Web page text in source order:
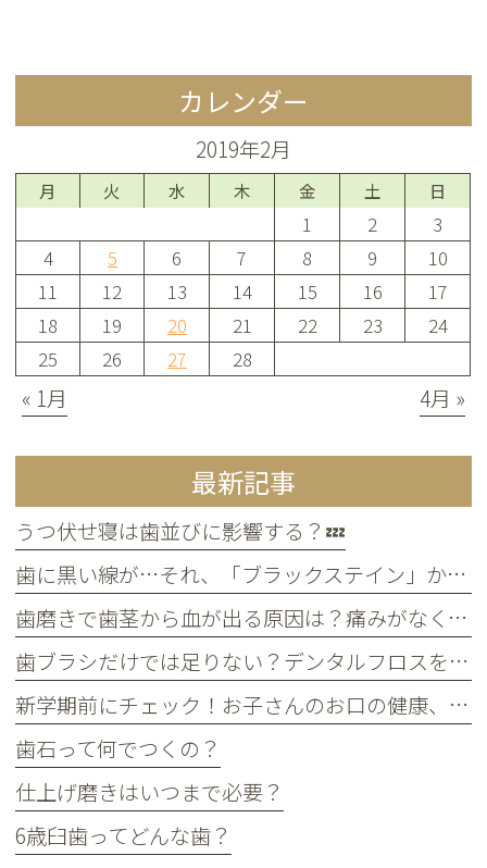
カレンダー
2019年2月
月 火 水 木 金 土 日
1 2
3
4
5 6 7 8 9
10
11
12 13 14 15 16
17
18
19 20 21 22 23
24
25
26 27 28
« 1月 4月 »
最新記事
うつ伏せ寝は歯並びに影響する？💤
歯に黒い線が…それ、「ブラックステイン」かもしれません！
歯磨きで歯茎から血が出る原因は？痛みがなくても受診すべき判断基準
歯ブラシだけでは足りない？デンタルフロスを使うメリット
新学期前にチェック！お子さんのお口の健康、大丈夫？
歯石って何でつくの？
仕上げ磨きはいつまで必要？
6歳臼歯ってどんな歯？